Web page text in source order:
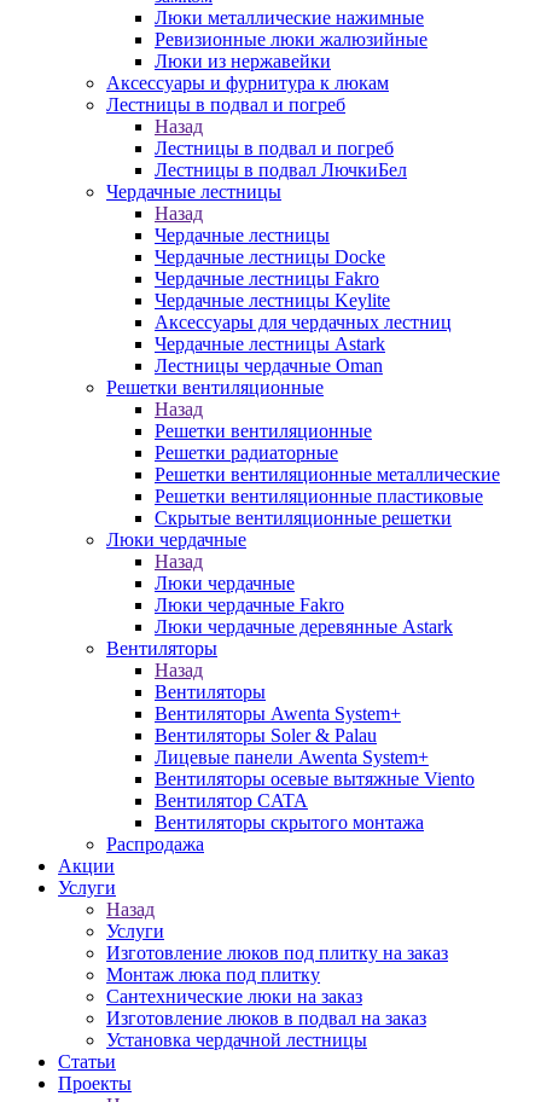
Люки металлические нажимные
Ревизионные люки жалюзийные
Люки из нержавейки
Аксессуары и фурнитура к люкам
Лестницы в подвал и погреб
Назад
Лестницы в подвал и погреб
Лестницы в подвал ЛючкиБел
Чердачные лестницы
Назад
Чердачные лестницы
Чердачные лестницы Docke
Чердачные лестницы Fakro
Чердачные лестницы Keylite
Аксессуары для чердачных лестниц
Чердачные лестницы Astark
Лестницы чердачные Oman
Решетки вентиляционные
Назад
Решетки вентиляционные
Решетки радиаторные
Решетки вентиляционные металлические
Решетки вентиляционные пластиковые
Скрытые вентиляционные решетки
Люки чердачные
Назад
Люки чердачные
Люки чердачные Fakro
Люки чердачные деревянные Astark
Вентиляторы
Назад
Вентиляторы
Вентиляторы Awenta System+
Вентиляторы Soler & Palau
Лицевые панели Awenta System+
Вентиляторы осевые вытяжные Viento
Вентилятор CATA
Вентиляторы скрытого монтажа
Распродажа
Акции
Услуги
Назад
Услуги
Изготовление люков под плитку на заказ
Монтаж люка под плитку
Сантехнические люки на заказ
Изготовление люков в подвал на заказ
Установка чердачной лестницы
Статьи
Проекты